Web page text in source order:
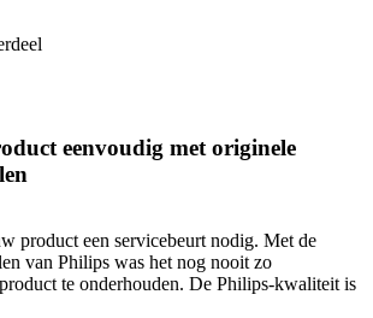
eenvoudig met originele
product een servicebeurt nodig. Met de
van Philips was het nog nooit zo
te onderhouden. De Philips-kwaliteit is